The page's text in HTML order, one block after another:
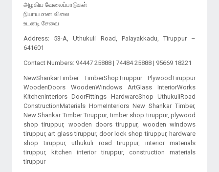
அழகிய வேலைப்பாடுகள்
நியாயமான விலை
Address: 53-A, Uthukuli Road, Palayakkadu, Tiruppur –
641601
Contact Numbers: 94447 25888 | 74484 25888 | 95669 18221
NewShankarTimber TimberShopTiruppur PlywoodTiruppur
WoodenDoors WoodenWindows ArtGlass InteriorWorks
KitchenInteriors DoorFittings HardwareShop UthukuliRoad
ConstructionMaterials HomeInteriors New Shankar Timber,
New Shankar Timber Tiruppur, timber shop tiruppur, plywood
shop tiruppur, wooden doors tiruppur, wooden windows
tiruppur, art glass tiruppur, door lock shop tiruppur, hardware
shop tiruppur, uthukuli road tiruppur, interior materials
tiruppur, kitchen interior tiruppur, construction materials
tiruppur